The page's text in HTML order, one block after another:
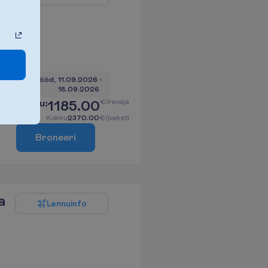
7 ööd, 11.09.2026 -
18.09.2026
u:1185.00€/reisija
Kokku2370.00€/pakett
Broneeri
Lennuinfo